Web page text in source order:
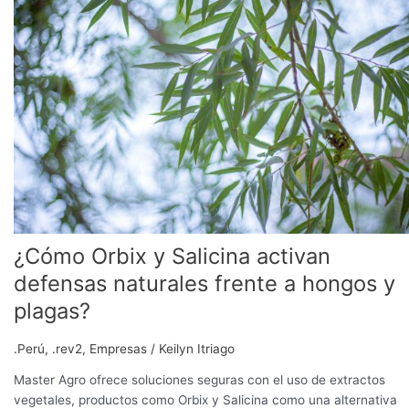
¿Cómo Orbix y Salicina activan
defensas naturales frente a hongos y
plagas?
.Perú, .rev2, Empresas / Keilyn Itriago
Master Agro ofrece soluciones seguras con el uso de extractos
vegetales, productos como Orbix y Salicina como una alternativa
y
Salicina
activan
defensas
naturales
frente
a
hongos
plagas?